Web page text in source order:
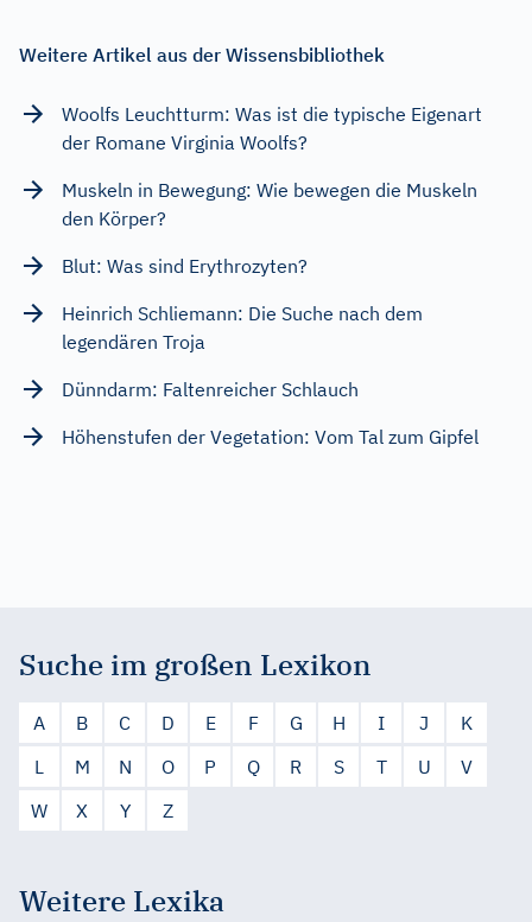
Weitere Artikel aus der Wissensbibliothek
Woolfs Leuchtturm: Was ist die typische Eigenart
der Romane Virginia Woolfs?
Muskeln in Bewegung: Wie bewegen die Muskeln
den Körper?
Blut: Was sind Erythrozyten?
Heinrich Schliemann: Die Suche nach dem
legendären Troja
Dünndarm: Faltenreicher Schlauch
Höhenstufen der Vegetation: Vom Tal zum Gipfel
Suche im großen Lexikon
A B C D E F G H I J
K
L
M N O P Q R S T U
V
W
X Y Z
Weitere Lexika